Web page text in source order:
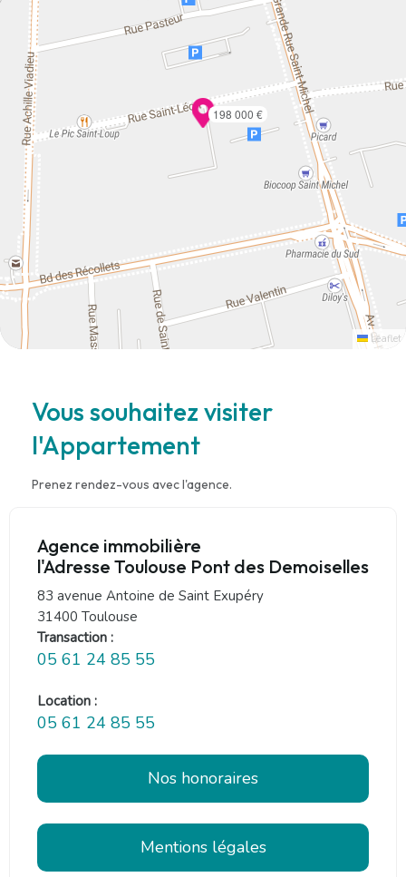
198 000 €
Leaflet
Vous souhaitez visiter
l'Appartement
Prenez rendez-vous avec l'agence.
Agence immobilière
l'Adresse Toulouse Pont des Demoiselles
83 avenue Antoine de Saint Exupéry
31400 Toulouse
Transaction :
05 61 24 85 55
Location :
05 61 24 85 55
Nos honoraires
Mentions légales